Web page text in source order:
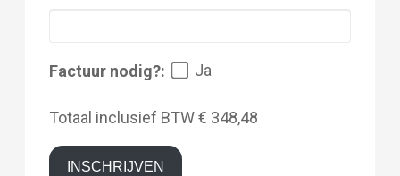
Factuur nodig?: Ja
Totaal inclusief BTW€ 348,48
INSCHRIJVEN